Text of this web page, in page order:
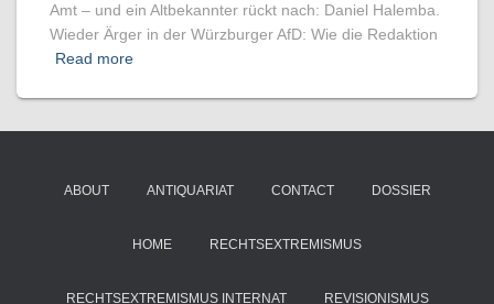
Amt – und ein Altbekannter rückt nach: Daniel Halemba.
Wieder Ärger in der Würzburger AfD: Wie die Redaktion
Read more
ABOUT ANTIQUARIAT CONTACT DOSSIER
HOME RECHTSEXTREMISMUS
RECHTSEXTREMISMUS INTERNAT REVISIONISMUS